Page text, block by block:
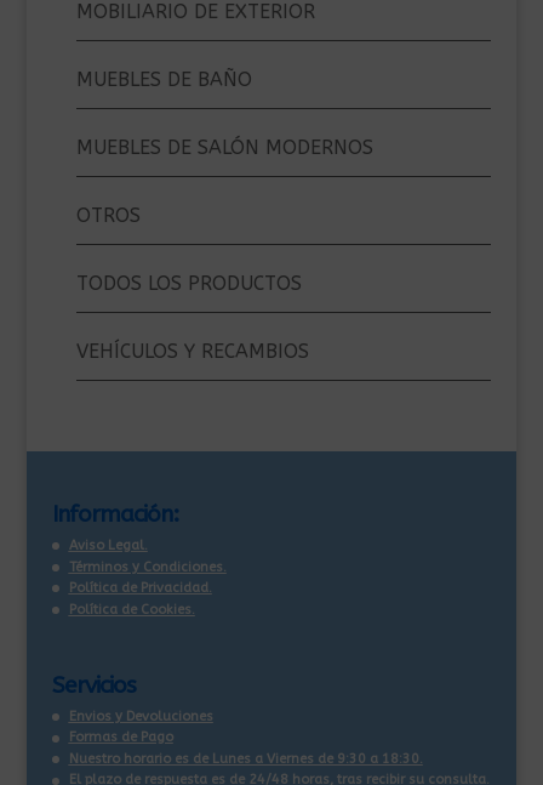
MOBILIARIO DE EXTERIOR
MUEBLES DE BAÑO
MUEBLES DE SALÓN MODERNOS
OTROS
TODOS LOS PRODUCTOS
VEHÍCULOS Y RECAMBIOS
Información:
Aviso Legal.
Términos y Condiciones.
Política de Privacidad.
Política de Cookies.
Servicios
Envios y Devoluciones
Formas de Pago
Nuestro horario es de Lunes a Viernes de 9:30 a 18:30.
El plazo de respuesta es de 24/48 horas, tras recibir su consulta.